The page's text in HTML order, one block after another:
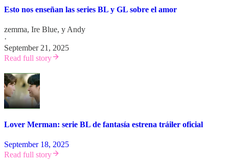
Esto nos enseñan las series BL y GL sobre el amor
zemma, Ire Blue, yAndy
·
September 21, 2025
Read full story
Lover Merman: serie BL de fantasía estrena tráiler oficial
September 18, 2025
Read full story